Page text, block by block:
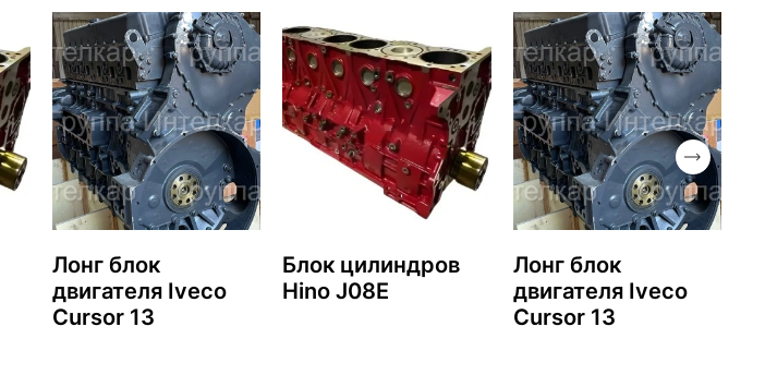
Лонг блок
двигателя Iveco
Cursor 13
Блок цилиндров
Hino J08E
Лонг блок
двигателя Iveco
Cursor 13